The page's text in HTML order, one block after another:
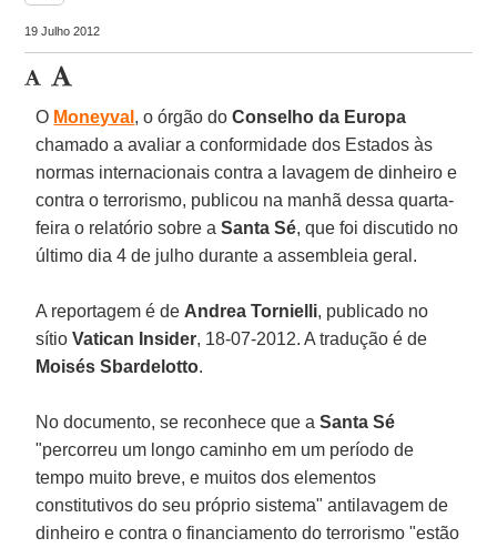
19 Julho 2012
O Moneyval , o órgão doConselho da Europa
chamado a avaliar a conformidade dos Estados às
normas internacionais contra a lavagem de dinheiro e
contra o terrorismo, publicou na manhã dessa quarta-
feira o relatório sobre aSanta Sé, que foi discutido no
último dia 4 de julho durante a assembleia geral.
A reportagem é de Andrea Tornielli, publicado no
sítioVatican Insider, 18-07-2012. A tradução é de
Moisés Sbardelotto.
No documento, se reconhece que aSanta Sé
"percorreu um longo caminho em um período de
tempo muito breve, e muitos dos elementos
constitutivos do seu próprio sistema" antilavagem de
dinheiro e contra o financiamento do terrorismo "estão